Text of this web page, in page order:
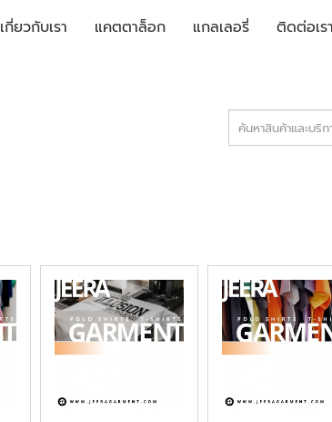
เกี่ยวกับเรา แคตตาล็อก แกลเลอรี่ ติดต่อเรา